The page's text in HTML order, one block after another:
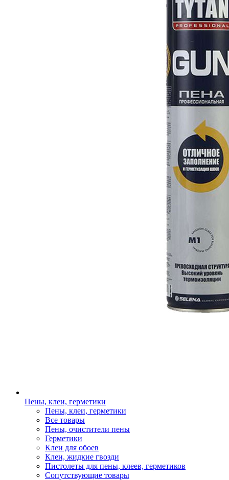
Пены, клеи, герметики
Пены, клеи, герметики
Все товары
Пены, очистители пены
Герметики
Клеи для обоев
Клеи, жидкие гвозди
Пистолеты для пены, клеев, герметиков
Сопутствующие товары